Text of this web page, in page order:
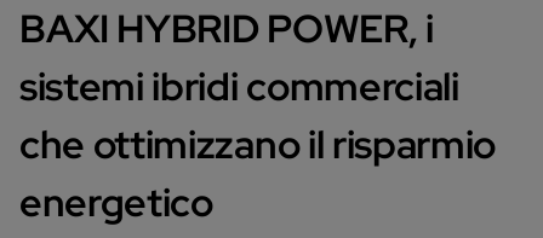
BAXI HYBRID POWER, i
sistemi ibridi commerciali
che ottimizzano il risparmio
energetico